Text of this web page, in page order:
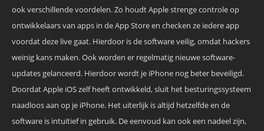
ook verschillende voordelen. Zo houdt Apple strenge controle op
ontwikkelaars van apps in de App Store en checken ze iedere app
voordat deze live gaat. Hierdoor is de software veilig, omdat hackers
weinig kans maken. Ook worden er regelmatig nieuwe software-
updates gelanceerd. Hierdoor wordt je iPhone nog beter beveiligd.
Doordat Apple iOS zelf heeft ontwikkeld, sluit het besturingssysteem
naadloos aan op je iPhone. Het uiterlijk is altijd hetzelfde en de
software is intuïtief in gebruik. De eenvoud kan ook een nadeel zijn,